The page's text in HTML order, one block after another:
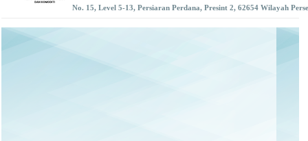
No. 15, Level 5-13, Persiaran Perdana, Presint 2, 62654 Wilayah